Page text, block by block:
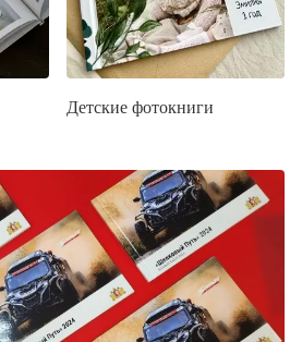
Детские фотокниги